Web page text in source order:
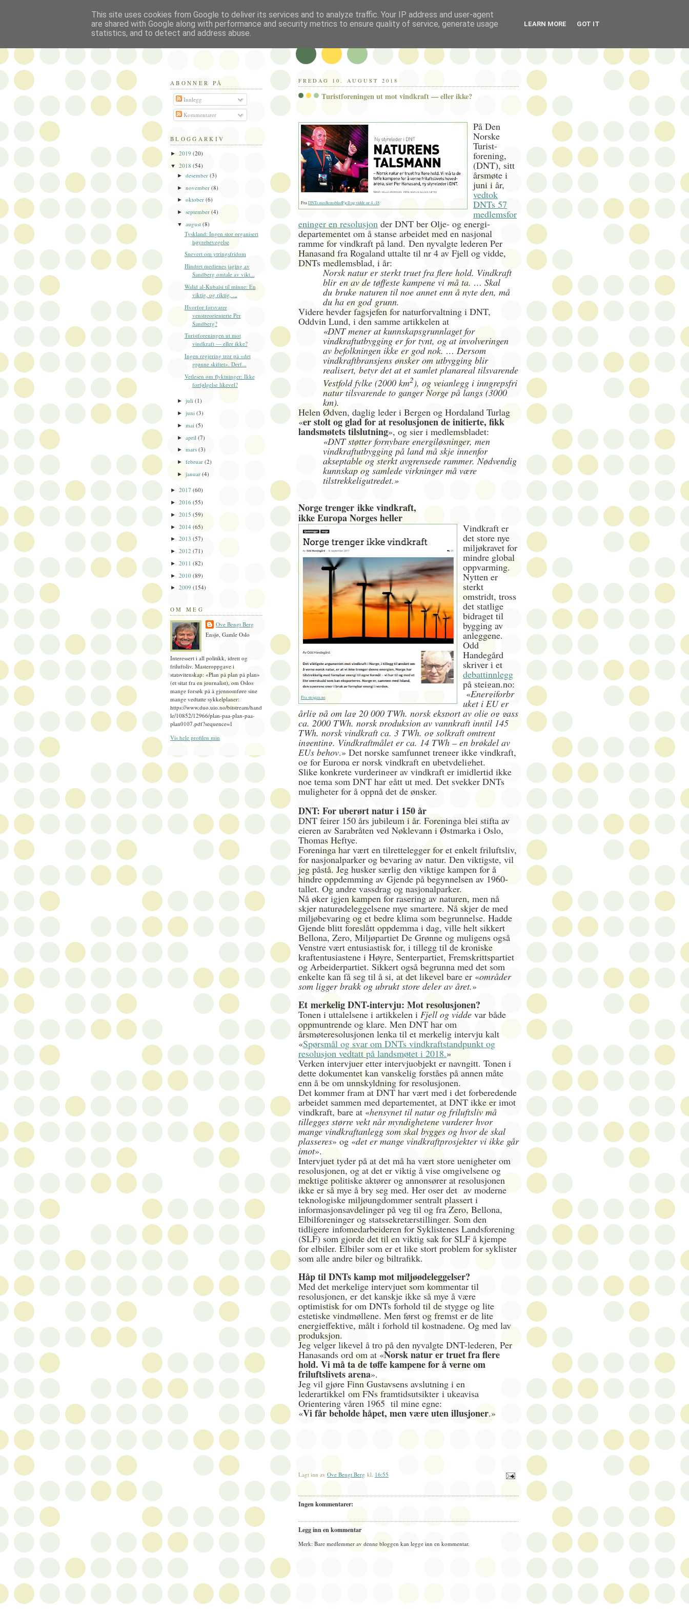
FREDAG 10. AUGUST 2018
Turistforeningen ut mot vindkraft — eller ikke?
FraDNTs medlemsbladFjell og vidde nr 4 -18
På Den
Norske
Turist-
forening,
(DNT), sitt
årsmøte i
juni i år,
vedtok
DNTs 57
medlemsfor
eninger en resolusjon der DNT ber Olje- og energi-
departementet om å stanse arbeidet med en nasjonal
ramme for vindkraft på land. Den nyvalgte lederen Per
Hanasand fra Rogaland uttalte til nr 4 av Fjell og vidde,
DNTs medlemsblad, i år:
Norsk natur er sterkt truet fra flere hold. Vindkraft
blir en av de tøffeste kampene vi må ta. … Skal
du bruke naturen til noe annet enn å nyte den, må
du ha en god grunn.
Videre hevder fagsjefen for naturforvaltning i DNT,
Oddvin Lund, i den samme artikkelen at
«DNT mener at kunnskapsgrunnlaget for
vindkraftutbygging er for tynt, og at involveringen
av befolkningen ikke er god nok. … Dersom
vindkraftbransjens ønsker om utbygging blir
realisert, betyr det at et samlet planareal tilsvarende
Vestfold fylke (2000 km2), og veianlegg i inngrepsfri
natur tilsvarende to ganger Norge på langs (3000
km).
Helen Ødven, daglig leder i Bergen og Hordaland Turlag
«er stolt og glad for at resolusjonen de initierte, fikk
landsmøtets tilslutning», og sier i medlemsbladet:
«DNT støtter fornybare energiløsninger, men
vindkraftutbygging på land må skje innenfor
akseptable og sterkt avgrensede rammer. Nødvendig
kunnskap og samlede virkninger må være
tilstrekkeligutredet.»
Norge trenger ikke vindkraft,
ikke Europa Norges heller
Fra steigan.no
Vindkraft er
det store nye
miljøkravet for
mindre global
oppvarming.
Nytten er
sterkt
omstridt, tross
det statlige
bidraget til
bygging av
anleggene.
Odd
Handegård
skriver i et
debattinnlegg
på steigan.no:
«Energiforbr
uket i EU er
årlig på om lag 20 000 TWh, norsk eksport av olje og gass
ca. 2000 TWh, norsk produksjon av vannkraft inntil 145
TWh, norsk vindkraft ca. 3 TWh, og solkraft omtrent
ingenting. Vindkraftmålet er ca. 14 TWh – en brøkdel av
EUs behov.» Det norske samfunnet trenger ikke vindkraft,
og for Europa er norsk vindkraft en ubetydelighet.
Slike konkrete vurderinger av vindkraft er imidlertid ikke
noe tema som DNT har gått ut med. Det svekker DNTs
muligheter for å oppnå det de ønsker.
DNT: For uberørt natur i 150 år
DNT feirer 150 års jubileum i år. Foreninga blei stifta av
eieren av Sarabråten ved Nøklevann i Østmarka i Oslo,
Thomas Heftye.
Foreninga har vært en tilrettelegger for et enkelt friluftsliv,
for nasjonalparker og bevaring av natur. Den viktigste, vil
jeg påstå. Jeg husker særlig den viktige kampen for å
hindre oppdemming av Gjende på begynnelsen av 1960-
tallet. Og andre vassdrag og nasjonalparker.
Nå øker igjen kampen for rasering av naturen, men nå
skjer naturødeleggelsene mye smartere. Nå skjer de med
miljøbevaring og et bedre klima som begrunnelse. Hadde
Gjende blitt foreslått oppdemma i dag, ville helt sikkert
Bellona, Zero, Miljøpartiet De Grønne og muligens også
Venstre vært entusiastisk for, i tillegg til de kroniske
kraftentusiastene i Høyre, Senterpartiet, Fremskrittspartiet
og Arbeiderpartiet. Sikkert også begrunna med det som
enkelte kan få seg til å si, at det likevel bare er «områder
som ligger brakk og ubrukt store deler av året.»
Et merkelig DNT-intervju: Mot resolusjonen?
Tonen i uttalelsene i artikkelen i Fjell og vidde var både
oppmuntrende og klare. Men DNT har om
årsmøteresolusjonen lenka til et merkelig intervju kalt
«Spørsmål og svar om DNTs vindkraftstandpunkt og
resolusjon vedtatt på landsmøtet i 2018.»
Verken intervjuer etter intervjuobjekt er navngitt. Tonen i
dette dokumentet kan vanskelig forståes på annen måte
enn å be om unnskyldning for resolusjonen.
Det kommer fram at DNT har vært med i det forberedende
arbeidet sammen med departementet, at DNT ikke er imot
vindkraft, bare at «hensynet til natur og friluftsliv må
tillegges større vekt når myndighetene vurderer hvor
mange vindkraftanlegg som skal bygges og hvor de skal
plasseres» og «det er mange vindkraftprosjekter vi ikke går
imot».
Intervjuet tyder på at det må ha vært store uenigheter om
resolusjonen, og at det er viktig å vise omgivelsene og
mektige politiske aktører og annonsører at resolusjonen
ikke er så mye å bry seg med. Her oser det av moderne
teknologiske miljøungdommer sentralt plassert i
informasjonsavdelinger på veg til og fra Zero, Bellona,
Elbilforeninger og statssekretærstillinger. Som den
tidligere infomedarbeideren for Syklistenes Landsforening
(SLF) som gjorde det til en viktig sak for SLF å kjempe
for elbiler. Elbiler som er et like stort problem for syklister
som alle andre biler og biltrafikk.
Håp til DNTs kamp mot miljøødeleggelser?
Med det merkelige intervjuet som kommentar til
resolusjonen, er det kanskje ikke så mye å være
optimistisk for om DNTs forhold til de stygge og lite
estetiske vindmøllene. Men først og fremst er de lite
energieffektive, målt i forhold til kostnadene. Og med lav
produksjon.
Jeg velger likevel å tro på den nyvalgte DNT-lederen, Per
Hanasands ord om at «Norsk natur er truet fra flere
hold. Vi må ta de tøffe kampene for å verne om
friluftslivets arena».
Jeg vil gjøre Finn Gustavsens avslutning i en
lederartikkel om FNs framtidsutsikter i ukeavisa
Orientering våren 1965 til mine egne:
«Vi får beholde håpet, men være uten illusjoner.»
Lagt inn av Ove Bengt Berg kl. 16:55
Ingen kommentarer:
Legg inn en kommentar
Merk: Bare medlemmer av denne bloggen kan legge inn en kommentar.
Politikus
ABONNER PÅ
Innlegg
Kommentarer
BLOGGARKIV
► 2019 (20)
▼ 2018 (54)
►desember(3)
►november(8)
►oktober(6)
►september(4)
▼august(8)
Tyskland: Ingen stor organisert
høyrebevegelse
Snevert om ytringsfridom
Hindret medienes jaging av
Sandberg omtale av vikt...
Walid al-Kubaisi til minne: En
viktig, og riktig, ...
Hvorfor forsvarer
venstreorienterte Per
Sandberg?
Turistforeningen ut mot
vindkraft — eller ikke?
Ingen regjering tror på «det
grønne skiftet». Derf...
Vetlesen om flyktninger: Ikke
forfølgelse likevel?
►juli(1)
►juni(3)
►mai(5)
►april(7)
►mars(3)
►februar(2)
►januar(4)
► 2017 (60)
► 2016 (55)
► 2015 (59)
► 2014 (65)
► 2013 (57)
► 2012 (71)
► 2011 (82)
► 2010 (89)
► 2009 (154)
OM MEG
Ove Bengt Berg
Ensjø, Gamle Oslo
Interessert i all politikk, idrett og
friluftsliv. Masteroppgave i
statsvitenskap: «Plan på plan på plan»
(et sitat fra en journalist), om Oslos
mange forsøk på å gjennomføre sine
mange vedtatte sykkelplaner:
https://www.duo.uio.no/bitstream/hand
le/10852/12966/plan-paa-plan-paa-
plan0107.pdf?sequence=1
Vis hele profilen min
This site uses cookies from Google to deliver its services and to analyze traffic. Your IP address and user-agent
are shared with Google along with performance and security metrics to ensure quality of service, generate usage
statistics, and to detect and address abuse.
LEARN MORE GOT IT